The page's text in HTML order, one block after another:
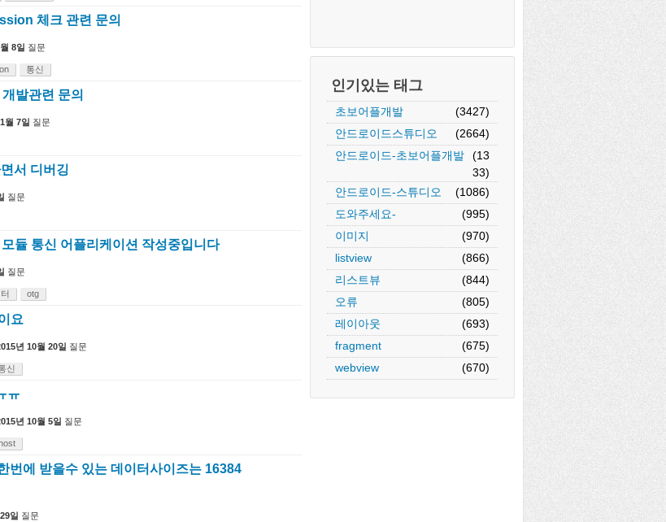
인기있는 태그
초보어플개발
(3427)
안드로이드스튜디오
(2664)
안드로이드-초보어플개발
(13
33)
안드로이드-스튜디오
(1086)
도와주세요-
(995)
이미지
(970)
listview
(866)
리스트뷰
(844)
오류
(805)
레이아웃
(693)
fragment
(675)
webview
(670)
체크 관련 문의
8일 질문
통신
발관련 문의
월 7일 질문
서 디버깅
질문
듈 통신 어플리케이션 작성중입니다
질문
otg
요
년 10월 20일 질문
신
ㅠ
년 10월 5일 질문
에 받을수 있는 데이터사이즈는 16384
일 질문